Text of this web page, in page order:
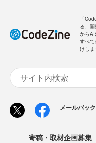
「
る、
からAI
すべて
けしま
メールバッ
寄稿・取材企画募集